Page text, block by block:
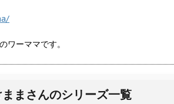
ワーママです。
まさんのシリーズ一覧